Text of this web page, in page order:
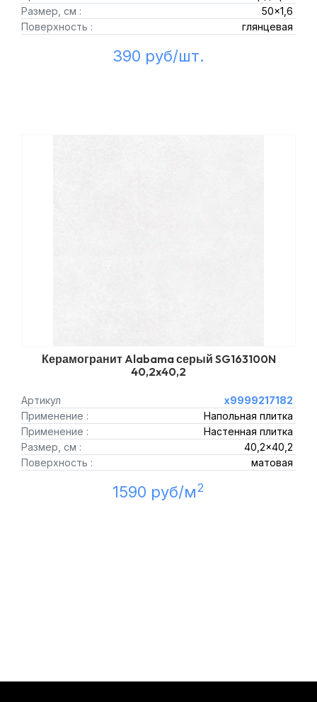
Размер, см :
50x1,6
Поверхность :
глянцевая
390 руб/шт.
Керамогранит Alabama серый SG163100N
40,2x40,2
Артикул
х9999217182
Применение :
Напольная плитка
Применение :
Настенная плитка
Размер, см :
40,2x40,2
Поверхность :
матовая
1590 руб/м2